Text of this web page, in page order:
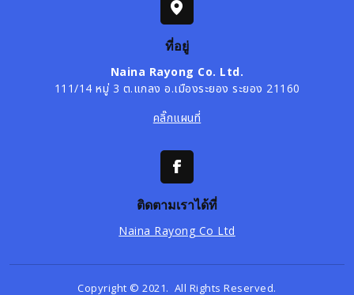
ที่อยู่
Naina Rayong Co. Ltd.
111/14 หมู่ 3 ต.แกลง อ.เมืองระยอง ระยอง 21160
คลิ๊กแผนที่
ติดตามเราได้ที่
Naina Rayong Co Ltd
Copyright © 2021. All Rights Reserved.